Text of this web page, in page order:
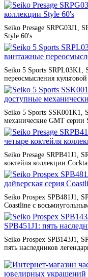
Seiko Presage SRPG03J1,
Style 60's
Seiko 5 Sports
переосмысления
Seiko 5 Sports SSK001K1,
механические GMT серии
Seiko Presage SRPB41J1,
коктейля коллекции
Seiko Prospex SPB481J1,
Coastline с
Seiko Prospex SPB143J1,
пять наследников